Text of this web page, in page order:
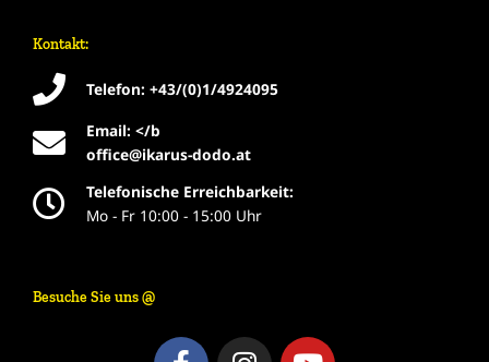
Kontakt:
Telefon: +43/(0)1/4924095
Email: </b
office@ikarus-dodo.at
Telefonische Erreichbarkeit:
Mo - Fr 10:00 - 15:00 Uhr
Besuche Sie uns @
F
I
Y